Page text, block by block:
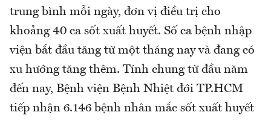
trung bình mỗi ngày, đơn vị điều trị cho
khoảng 40 ca sốt xuất huyết. Số ca bệnh nhập
viện bắt đầu tăng từ một tháng nay và đang có
xu hướng tăng thêm. Tính chung từ đầu năm
đến nay, Bệnh viện Bệnh Nhiệt đới TP.HCM
tiếp nhận 6.146 bệnh nhân mắc sốt xuất huyết